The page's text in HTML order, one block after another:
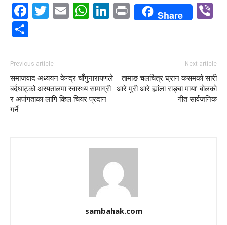
Facebook
Twitter
EmailWhatsApp
LinkedIn
PrintShare
Previous article
समाजवाद अध्ययन केन्द्र चाँगुनारायणले
बर्दघाट्को अस्पतालमा स्वास्थ्य सामाग्री
र अपांगताका लागि व्हिल चियर प्रदान
गर्ने
Next article
तामाङ चलचित्र घ्रान कसमको सारी
आरे मुरी आरे ह्यांला राङ्बा माया’ बोलको
गीत सार्वजनिक
sambahak.com